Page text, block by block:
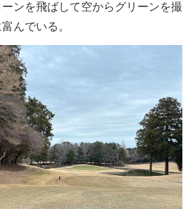
ンを飛ばして空からグリーンを撮
んでいる。